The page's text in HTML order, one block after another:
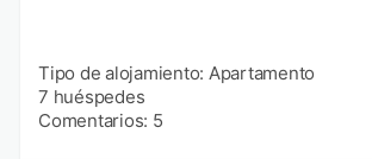
Tipo de alojamiento: Apartamento
7 huéspedes
Comentarios: 5